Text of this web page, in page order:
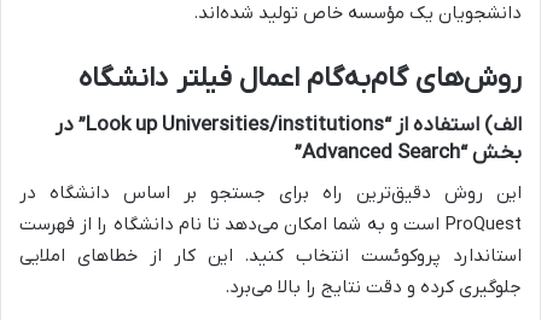
دانشجویان یک مؤسسه خاص تولید شده‌اند.
روش‌های گام‌به‌گام اعمال فیلتر دانشگاه
الف) استفاده از “Look up Universities/institutions” در
بخش “Advanced Search”
این روش دقیق‌ترین راه برای جستجو بر اساس دانشگاه در
ProQuest است و به شما امکان می‌دهد تا نام دانشگاه را از فهرست
استاندارد پروکوئست انتخاب کنید. این کار از خطاهای املایی
جلوگیری کرده و دقت نتایج را بالا می‌برد.